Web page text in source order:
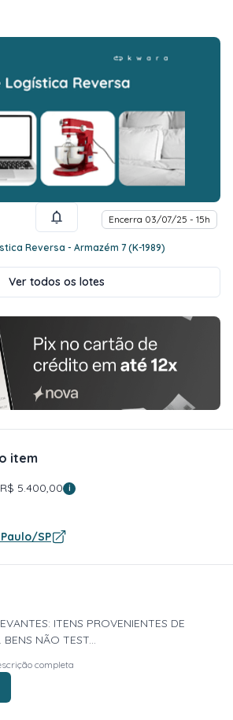
Encerra 03/07/25 - 15h
Reversa - Armazém 7 (K-1989)
Ver todos os lotes
item
R$ 5.400,00 i
SP
ITENS PROVENIENTES DE
BENS NÃO TEST...
completa